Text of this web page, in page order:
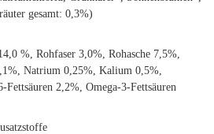
gesamt: 0,3%)
%, Rohfaser 3,0%, Rohasche 7,5%,
Natrium 0,25%, Kalium 0,5%,
Fettsäuren 2,2%, Omega-3-Fettsäuren